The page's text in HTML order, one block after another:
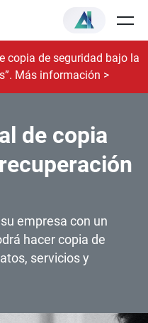
copia de seguridad bajo la
Más información >
de copia
empresa con un
hacer copia de
servicios y